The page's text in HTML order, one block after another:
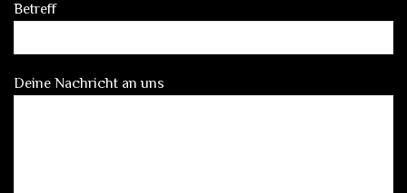
Betreff
Deine Nachricht an uns